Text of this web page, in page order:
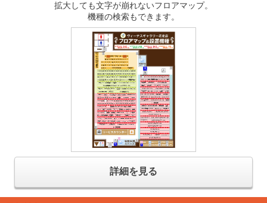
拡大しても文字が崩れないフロアマップ。
機種の検索もできます。
詳細を見る